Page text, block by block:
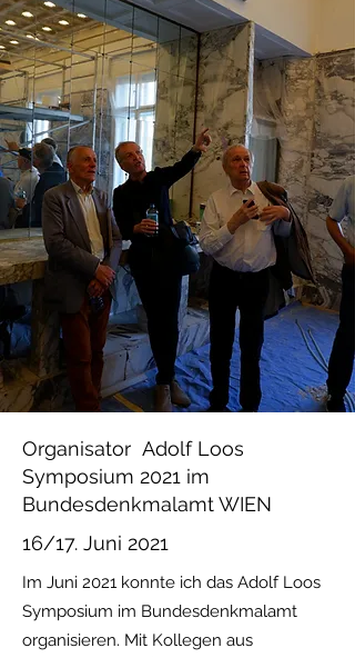
Organisator Adolf Loos
Symposium 2021 im
Bundesdenkmalamt WIEN
16/17. Juni 2021
Im Juni 2021 konnte ich das Adolf Loos
Symposium im Bundesdenkmalamt
organisieren. Mit Kollegen aus